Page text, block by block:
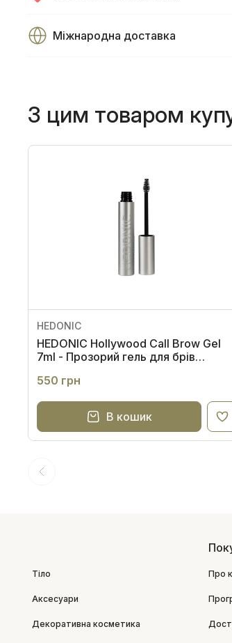
Міжнародна доставка
З цим товаром
HEDONIC
HEDONIC Hollywood Call Brow Gel
7ml - Прозорий гель для брів
550 грн
В кошик
Тіло
Аксесуари
Декоративна косметика
Про